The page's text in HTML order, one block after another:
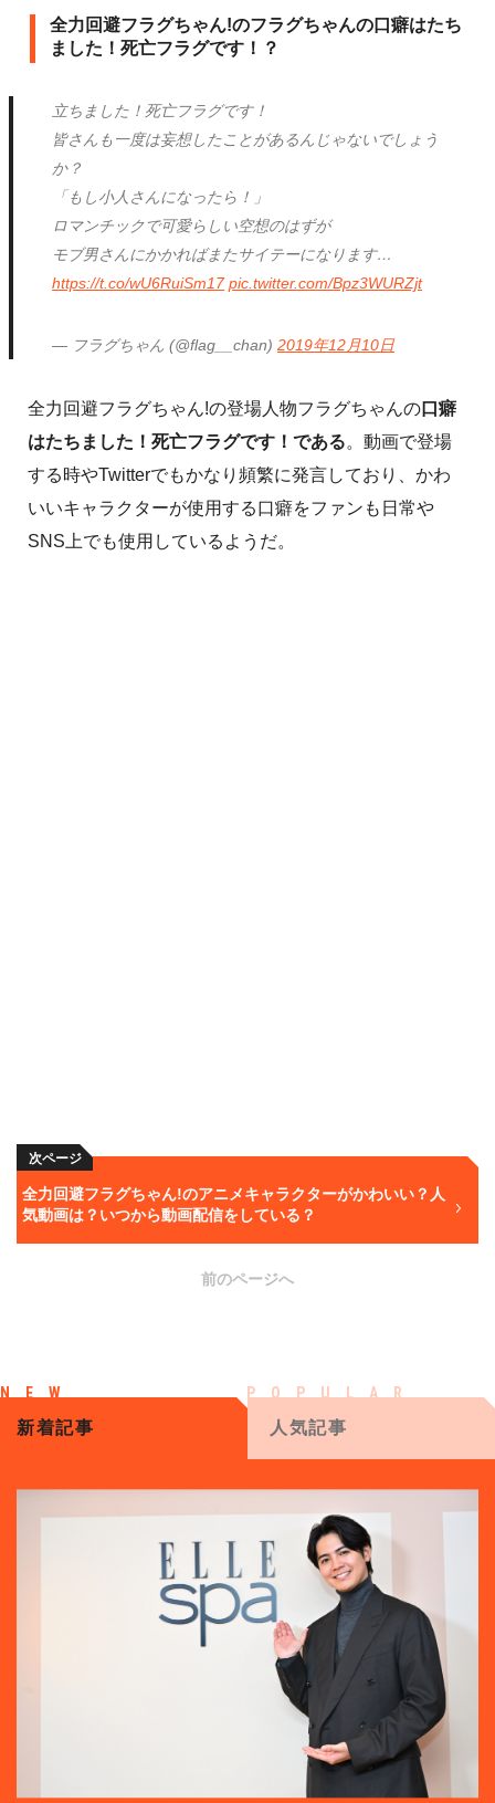
全力回避フラグちゃん!のフラグちゃんの口癖はたち
ました！死亡フラグです！？
立ちました！死亡フラグです！
皆さんも一度は妄想したことがあるんじゃないでしょう
か？
「もし小人さんになったら！」
ロマンチックで可愛らしい空想のはずが
モブ男さんにかかればまたサイテーになります…
https://t.co/wU6RuiSm17 pic.twitter.com/Bpz3WURZjt
— フラグちゃん (@flag__chan)2019年12月10日
全力回避フラグちゃん!の登場人物フラグちゃんの口癖
はたちました！死亡フラグです！である。動画で登場
する時やTwitterでもかなり頻繁に発言しており、かわ
いいキャラクターが使用する口癖をファンも日常や
SNS上でも使用しているようだ。
次ページ
全力回避フラグちゃん!のアニメキャラクターがかわいい？人
気動画は？いつから動画配信をしている？
前のページへ
新着記事 人気記事